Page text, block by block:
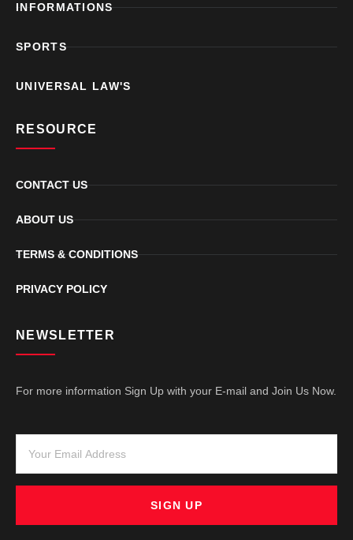
INFORMATIONS
SPORTS
UNIVERSAL LAW'S
RESOURCE
CONTACT US
ABOUT US
TERMS & CONDITIONS
PRIVACY POLICY
NEWSLETTER
For more information Sign Up with your E-mail and Join Us Now.
SIGN UP